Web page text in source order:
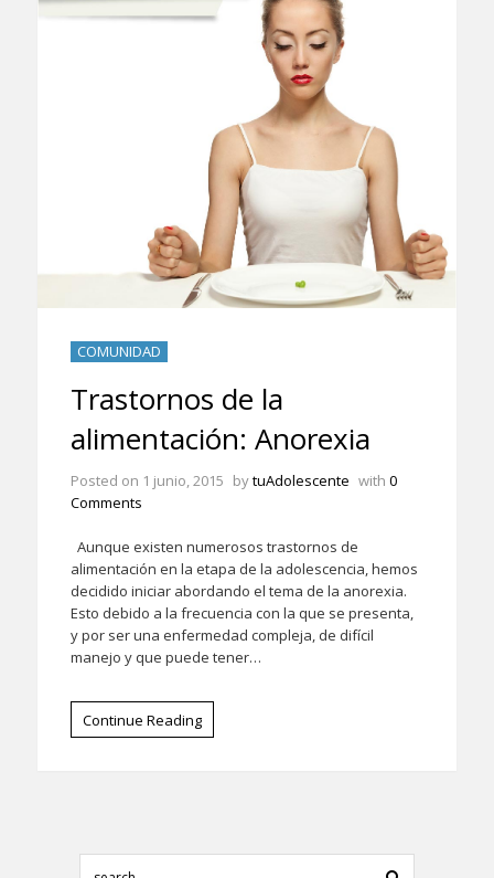
COMUNIDAD
Trastornos de la
alimentación: Anorexia
Posted on 1 junio, 2015 bytuAdolescente with 0
Comments
Aunque existen numerosos trastornos de
alimentación en la etapa de la adolescencia, hemos
decidido iniciar abordando el tema de la anorexia.
Esto debido a la frecuencia con la que se presenta,
y por ser una enfermedad compleja, de difícil
manejo y que puede tener…
Continue Reading